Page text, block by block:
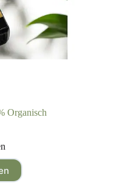
Organisch